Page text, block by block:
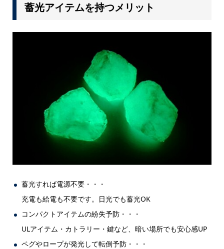
蓄光アイテムを持つメリット
蓄光すれば電源不要・・・
充電も給電も不要です。日光でも蓄光OK
コンパクトアイテムの紛失予防・・・
ULアイテム・カトラリー・鍵など、暗い場所でも安心感UP
ペグやロープが発光して転倒予防・・・